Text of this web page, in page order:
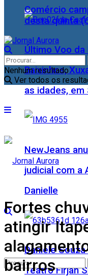
Último Voo
Baixinhos,
as idades, em
NewJeans
judicial com a
Danielle
Daniele
Teatro Firjan
Comércio
desta quinta
Nenhum resultado
Ver todos os
Fortes
atingir
bairros